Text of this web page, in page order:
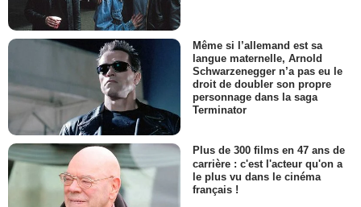
Même si l’allemand est sa
langue maternelle, Arnold
Schwarzenegger n’a pas eu le
droit de doubler son propre
personnage dans la saga
Terminator
Plus de 300 films en 47 ans de
carrière : c'est l'acteur qu'on a
le plus vu dans le cinéma
français !